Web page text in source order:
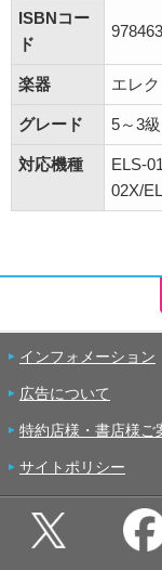
ISBNコー
ド
楽器 エレ
グレード 5～3級
対応機種
ELS-
02X/
インフォメーション
広告について
特約店様・書店様ご
サイトポリシー